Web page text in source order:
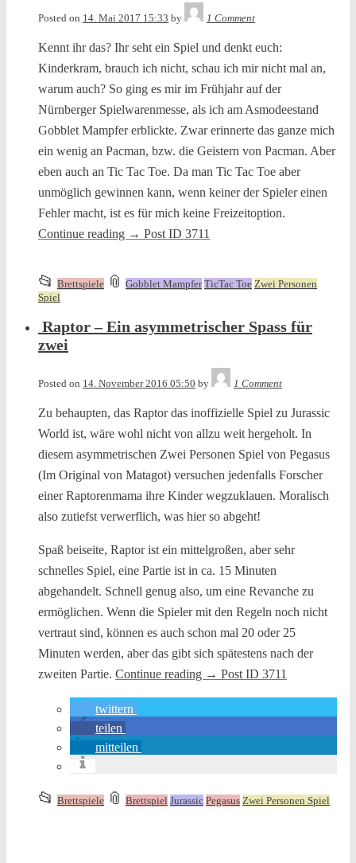
Posted on 14. Mai 2017 15:33 by
1 Comment
Kennt ihr das? Ihr seht ein Spiel und denkt euch:
Kinderkram, brauch ich nicht, schau ich mir nicht mal an,
warum auch? So ging es mir im Frühjahr auf der
Nürnberger Spielwarenmesse, als ich am Asmodeestand
Gobblet Mampfer erblickte. Zwar erinnerte das ganze mich
ein wenig an Pacman, bzw. die Geistern von Pacman. Aber
eben auch an Tic Tac Toe. Da man Tic Tac Toe aber
unmöglich gewinnen kann, wenn keiner der Spieler einen
Fehler macht, ist es für mich keine Freizeitoption.
Continue reading → Post ID 3711
📂 This
entry
posted
in
Brettspiele 📎 and
Gobblet Mampfer TicTac Toe Zwei Personen
Spiel
Raptor – Ein asymmetrischer Spass für
zwei
Posted on 14. November 2016 05:50 by
1 Comment
Zu behaupten, das Raptor das inoffizielle Spiel zu Jurassic
World ist, wäre wohl nicht von allzu weit hergeholt. In
diesem asymmetrischen Zwei Personen Spiel von Pegasus
(Im Original von Matagot) versuchen jedenfalls Forscher
einer Raptorenmama ihre Kinder wegzuklauen. Moralisch
also zutiefst verwerflich, was hier so abgeht!
Spaß beiseite, Raptor ist ein mittelgroßen, aber sehr
schnelles Spiel, eine Partie ist in ca. 15 Minuten
abgehandelt. Schnell genug also, um eine Revanche zu
ermöglichen. Wenn die Spieler mit den Regeln noch nicht
vertraut sind, können es auch schon mal 20 oder 25
Minuten werden, aber das gibt sich spätestens nach der
zweiten Partie. Continue reading → Post ID 3711
twittern
teilen
mitteilen
📂 This
Brettspiele 📎 and
Brettspiel Jurassic Pegasus Zwei Personen Spiel